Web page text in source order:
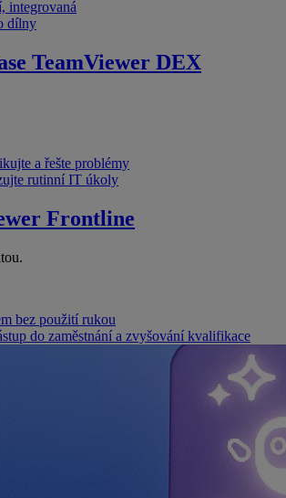
integrovaná
dílny
TeamViewer DEX
a řešte problémy
rutinní IT úkoly
Frontline
bez použití rukou
do zaměstnání a zvyšování kvalifikace